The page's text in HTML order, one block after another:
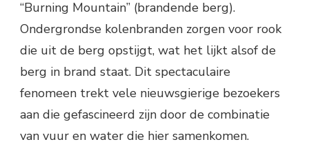
“Burning Mountain” (brandende berg).
Ondergrondse kolenbranden zorgen voor rook
die uit de berg opstijgt, wat het lijkt alsof de
berg in brand staat. Dit spectaculaire
fenomeen trekt vele nieuwsgierige bezoekers
aan die gefascineerd zijn door de combinatie
van vuur en water die hier samenkomen.